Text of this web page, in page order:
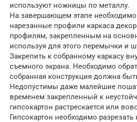
используют ножницы по металлу.
На завершающем этапе необходимо
нарезанные профили каркаса
профилям, закрепленным на
используя для этого перемычки и
Закрепить к собранному каркасу
съемного экрана. Необходимо
собранная конструкция должна
Недопустимы даже малейшие
временем закрепленный к
гипсокартон растрескается или
Гипсокартон необходимо разрезать